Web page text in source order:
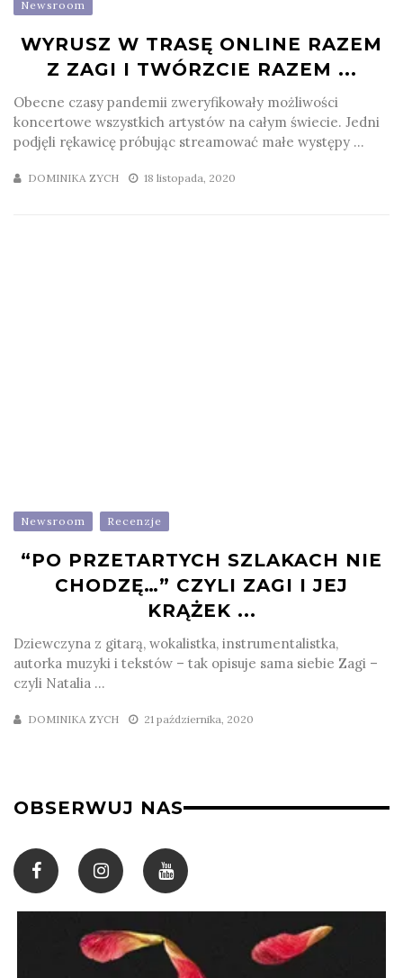
Newsroom
WYRUSZ W TRASĘ ONLINE RAZEM
Z ZAGI I TWÓRZCIE RAZEM ...
Obecne czasy pandemii zweryfikowały możliwości
koncertowe wszystkich artystów na całym świecie. Jedni
podjęli rękawicę próbując streamować małe występy ...
DOMINIKA ZYCH 18 listopada, 2020
Newsroom Recenzje
“PO PRZETARTYCH SZLAKACH NIE
CHODZĘ…” CZYLI ZAGI I JEJ
KRĄŻEK ...
Dziewczyna z gitarą, wokalistka, instrumentalistka,
autorka muzyki i tekstów – tak opisuje sama siebie Zagi –
czyli Natalia ...
DOMINIKA ZYCH 21 października, 2020
OBSERWUJ NAS